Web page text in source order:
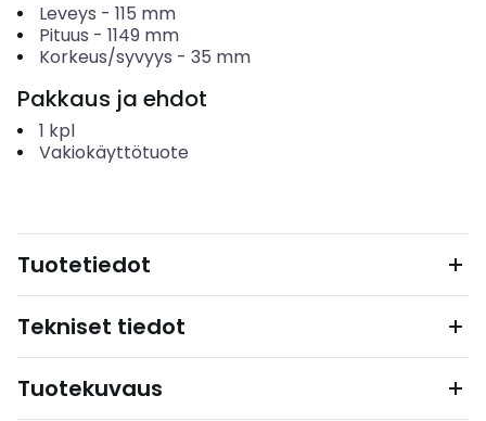
Leveys - 115 mm
Pituus - 1149 mm
Korkeus/syvyys - 35 mm
Pakkaus ja ehdot
1 kpl
Vakiokäyttötuote
Tuotetiedot
Tekniset tiedot
Tuotekuvaus